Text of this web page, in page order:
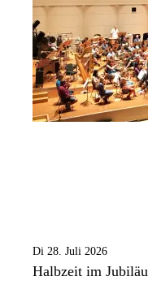
Di 28. Juli 2026
Halbzeit im